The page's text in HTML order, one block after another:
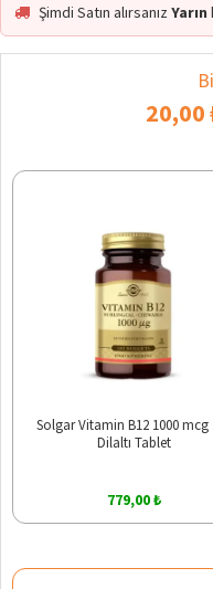
Şimdi Satın alırsanızYarın
20,00
Solgar Vitamin B12 1000 mcg
Dilaltı Tablet
779,00 ₺